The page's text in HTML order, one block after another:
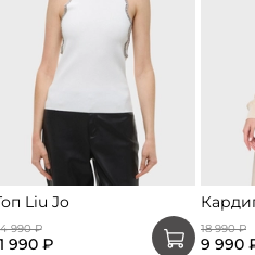
Liu Jo
990 ₽
990 ₽
18 990 ₽
9 990